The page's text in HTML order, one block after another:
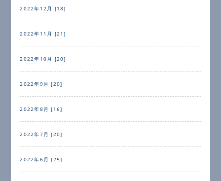
2022年12月 [18]
2022年11月 [21]
2022年10月 [20]
2022年9月 [20]
2022年8月 [16]
2022年7月 [20]
2022年6月 [25]